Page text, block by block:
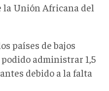
la Unión Africana del
los países de bajos
administrar 1,5
debido a la falta